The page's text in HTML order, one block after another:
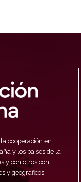
cooperación en
y los países de la
y con otros con
y geográficos.